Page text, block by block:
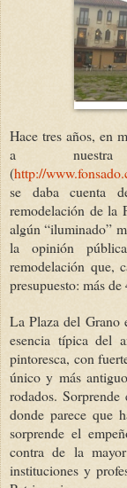
Hace tres años, en
a
(http://
se daba cuenta
remodelación de la
algún “iluminado”
la opinión
remodelación que,
presupuesto: más
La Plaza del Grano
esencia típica del
pintoresca, con
único y más
rodados.
donde parece que
sorprende el
contra de la
instituciones y